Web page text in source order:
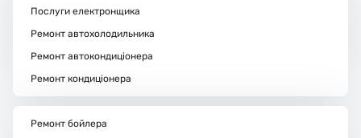
Послуги електронщика
Ремонт автохолодильника
Ремонт автокондиціонера
Ремонт кондиціонера
Ремонт бойлера